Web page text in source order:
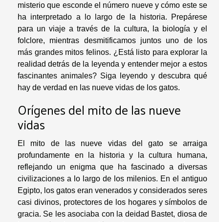
misterio que esconde el número nueve y cómo este se
ha interpretado a lo largo de la historia. Prepárese
para un viaje a través de la cultura, la biología y el
folclore, mientras desmitificamos juntos uno de los
más grandes mitos felinos. ¿Está listo para explorar la
realidad detrás de la leyenda y entender mejor a estos
fascinantes animales? Siga leyendo y descubra qué
hay de verdad en las nueve vidas de los gatos.
Orígenes del mito de las nueve
vidas
El mito de las nueve vidas del gato se arraiga
profundamente en la historia y la cultura humana,
reflejando un enigma que ha fascinado a diversas
civilizaciones a lo largo de los milenios. En el antiguo
Egipto, los gatos eran venerados y considerados seres
casi divinos, protectores de los hogares y símbolos de
gracia. Se les asociaba con la deidad Bastet, diosa de